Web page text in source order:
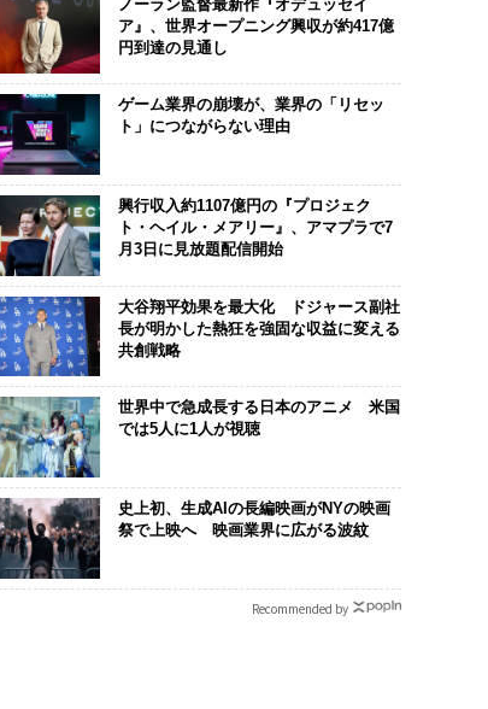
ノーラン監督最新作『オデュッセイ
ア』、世界オープニング興収が約417億
円到達の見通し
ゲーム業界の崩壊が、業界の「リセッ
ト」につながらない理由
興行収入約1107億円の『プロジェク
ト・ヘイル・メアリー』、アマプラで7
月3日に見放題配信開始
大谷翔平効果を最大化 ドジャース副社
長が明かした熱狂を強固な収益に変える
共創戦略
世界中で急成長する日本のアニメ 米国
では5人に1人が視聴
史上初、生成AIの長編映画がNYの映画
祭で上映へ 映画業界に広がる波紋
Recommended by